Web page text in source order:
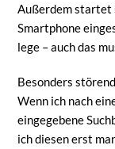
Außerdem startet
Smartphone
lege – auch das
Besonders
Wenn ich nach
eingegebene
ich diesen erst